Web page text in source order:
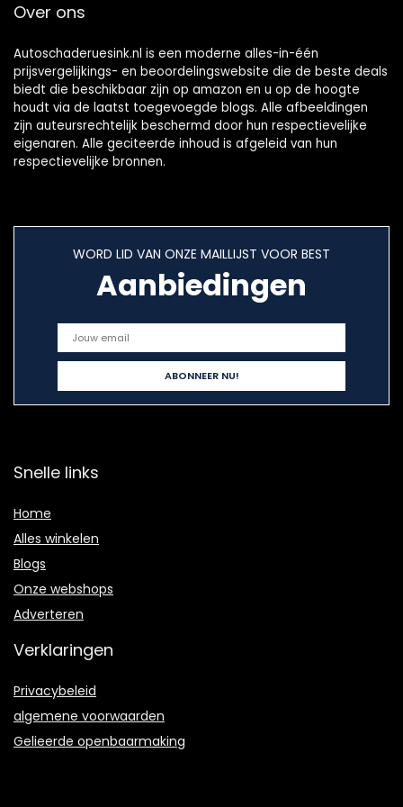
Over ons
Autoschaderuesink.nl is een moderne alles-in-één
prijsvergelijkings- en beoordelingswebsite die de beste deals
biedt die beschikbaar zijn op amazon en u op de hoogte
houdt via de laatst toegevoegde blogs. Alle afbeeldingen
zijn auteursrechtelijk beschermd door hun respectievelijke
eigenaren. Alle geciteerde inhoud is afgeleid van hun
respectievelijke bronnen.
WORD LID VAN ONZE MAILLIJST VOOR BEST
Aanbiedingen
Snelle links
Home
Alles winkelen
Blogs
Onze webshops
Adverteren
Verklaringen
Privacybeleid
algemene voorwaarden
Gelieerde openbaarmaking